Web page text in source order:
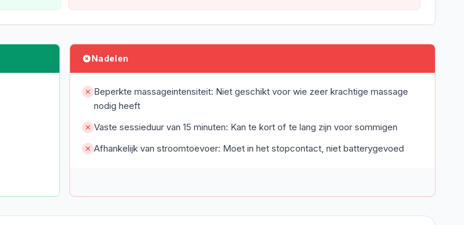
Nadelen
Beperkte massageintensiteit: Niet geschikt voor wie zeer krachtige massage
nodig heeft
Vaste sessieduur van 15 minuten: Kan te kort of te lang zijn voor sommigen
Afhankelijk van stroomtoevoer: Moet in het stopcontact, niet batterygevoed